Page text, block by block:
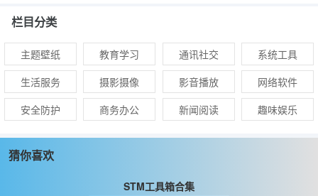
栏目分类
主题壁纸 教育学习 通讯社交
系统工具
生活服务
摄影摄像 影音播放
网络软件
安全防护
商务办公 新闻阅读 趣味娱乐
猜你喜欢
STM工具箱合集